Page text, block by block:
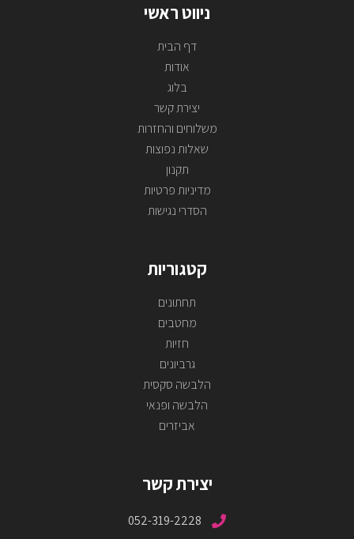
ניווט ראשי
דף הבית
אודות
בלוג
יצירת קשר
משלוחים והחזרות
שאלות נפוצות
תקנון
מדיניות פרטיות
הסדרי נגישות
קטגוריות
תחתונים
מחטבים
חזיות
גרביונים
הלבשה סקסית
הלבשה ופנאי
אביזרים
יצירת קשר
052-319-2228